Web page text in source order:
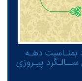
بمنـاسبت دهـه
ســالـگرد پیـروزی